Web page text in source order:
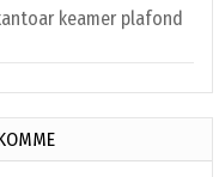
keamer plafond